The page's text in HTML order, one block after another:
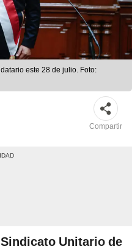
Compartir
Sindicato Unitario de